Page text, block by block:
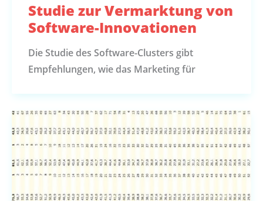
Studie zur Vermarktung von
Software-Innovationen
Die Studie des Software-Clusters gibt
Empfehlungen, wie das Marketing für